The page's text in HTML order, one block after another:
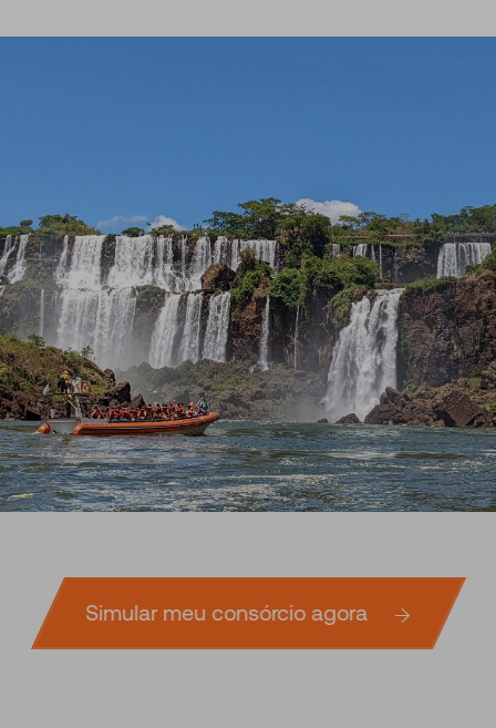
Simular meu consórcio agora